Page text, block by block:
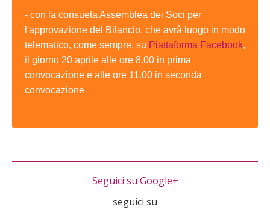
- con la consueta Assemblea dei Soci per
l'approvazione del Bilancio, che avrà luogo in modo
telematico, come sempre, su Piattaforma Facebook,
il giorno 20 aprile alle ore 8.00 in prima
convocazione e alle ore 11.00 in seconda
convocazione
Seguici su Google+
seguici su